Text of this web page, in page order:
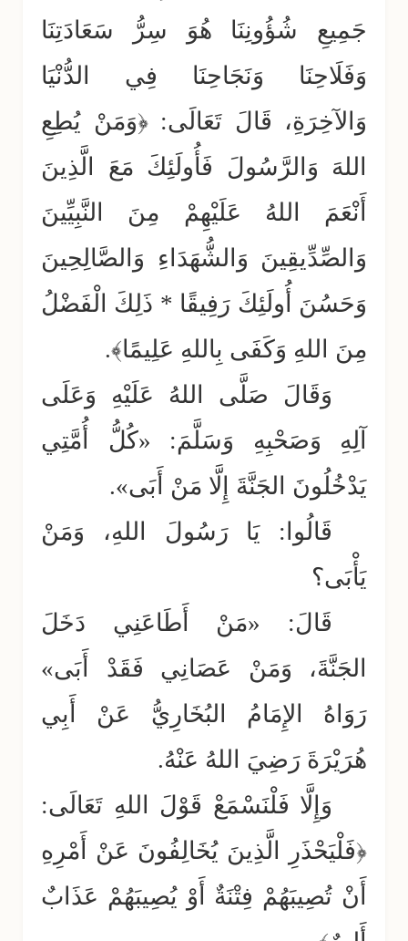
جَمِيعِ شُؤُونِنَا هُوَ سِرُّ سَعَادَتِنَا
وَفَلَاحِنَا وَنَجَاحِنَا فِي الدُّنْيَا
وَالآخِرَةِ، قَالَ تَعَالَى: ﴿وَمَنْ يُطِعِ
اللهَ وَالرَّسُولَ فَأُولَئِكَ مَعَ الَّذِينَ
أَنْعَمَ اللهُ عَلَيْهِمْ مِنَ النَّبِيِّينَ
وَالصِّدِّيقِينَ وَالشُّهَدَاءِ وَالصَّالِحِينَ
وَحَسُنَ أُولَئِكَ رَفِيقًا * ذَلِكَ الْفَضْلُ
مِنَ اللهِ وَكَفَى بِاللهِ عَلِيمًا﴾.
وَقَالَ صَلَّى اللهُ عَلَيْهِ وَعَلَى
آلِهِ وَصَحْبِهِ وَسَلَّمَ: «كُلُّ أُمَّتِي
يَدْخُلُونَ الجَنَّةَ إِلَّا مَنْ أَبَى».
قَالُوا: يَا رَسُولَ اللهِ، وَمَنْ
يَأْبَى؟
قَالَ: «مَنْ أَطَاعَنِي دَخَلَ
الجَنَّةَ، وَمَنْ عَصَانِي فَقَدْ أَبَى»
رَوَاهُ الإِمَامُ البُخَارِيُّ عَنْ أَبِي
هُرَيْرَةَ رَضِيَ اللهُ عَنْهُ.
وَإِلَّا فَلْنَسْمَعْ قَوْلَ اللهِ تَعَالَى:
﴿فَلْيَحْذَرِ الَّذِينَ يُخَالِفُونَ عَنْ أَمْرِهِ
أَنْ تُصِيبَهُمْ فِتْنَةٌ أَوْ يُصِيبَهُمْ عَذَابٌ